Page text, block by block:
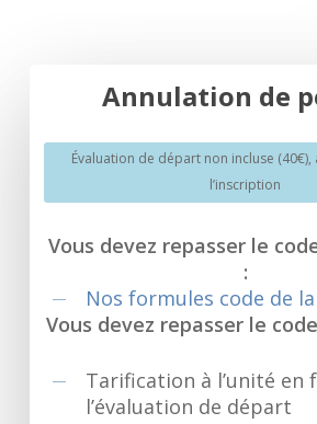
Annulation de
Évaluation de départ non incluse
l’inscription
Vous devez repasser le
:
Nos formules code de
Vous devez repasser le
Tarification à l’unité en
l’évaluation de départ